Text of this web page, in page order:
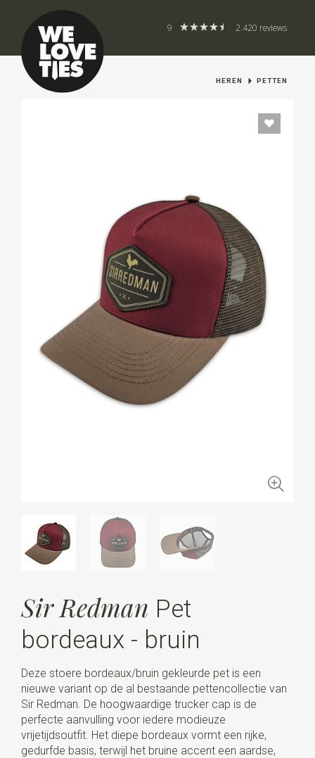
9 2.420 reviews
HEREN PETTEN
Sir Redman Pet
bordeaux - bruin
Deze stoere bordeaux/bruin gekleurde pet is een
nieuwe variant op de al bestaande pettencollectie van
Sir Redman. De hoogwaardige trucker cap is de
perfecte aanvulling voor iedere modieuze
vrijetijdsoutfit. Het diepe bordeaux vormt een rijke,
gedurfde basis, terwijl het bruine accent een aardse,